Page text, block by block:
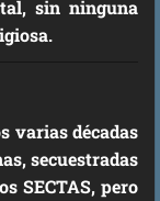
sin ninguna
varias décadas
secuestradas
SECTAS, pero